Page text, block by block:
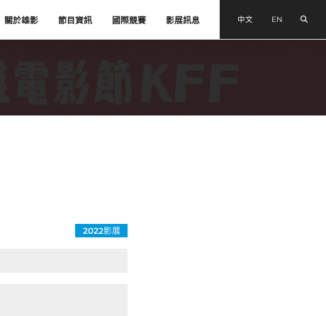
關於雄影 節目資訊 國際競賽 影展訊息 中文 EN
2022影展